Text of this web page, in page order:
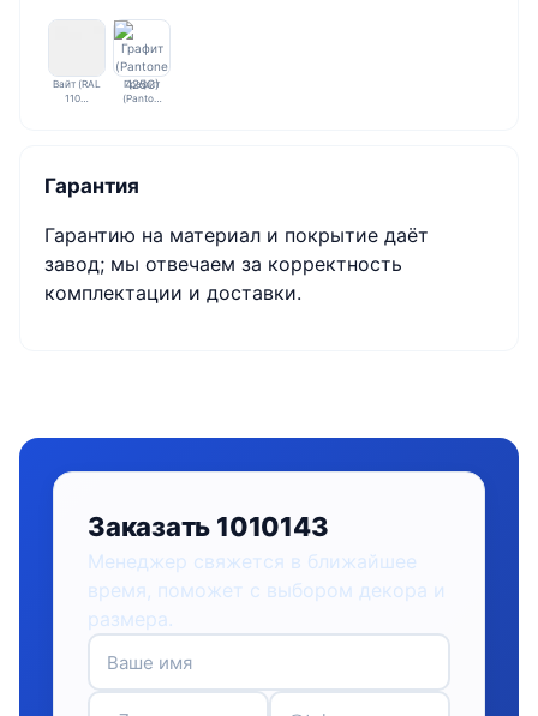
Вайт (RAL
110…
Графит
(Panto…
Гарантия
Гарантию на материал и покрытие даёт
завод; мы отвечаем за корректность
комплектации и доставки.
Заказать 1010143
Менеджер свяжется в ближайшее
время, поможет с выбором декора и
размера.